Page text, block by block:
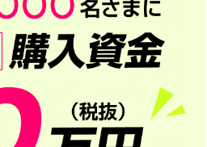
象外となります。
ション価格、付属品価格(ディーラーオ
が150万円以上の場合に30万円の購入
ルグランドについては2027年3月31日
方